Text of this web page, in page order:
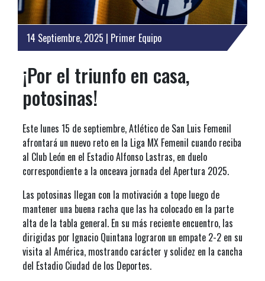
14 Septiembre, 2025 | Primer Equipo
¡Por el triunfo en casa,
potosinas!
Este lunes 15 de septiembre, Atlético de San Luis Femenil
afrontará un nuevo reto en la Liga MX Femenil cuando reciba
al Club León en el Estadio Alfonso Lastras, en duelo
correspondiente a la onceava jornada del Apertura 2025.
Las potosinas llegan con la motivación a tope luego de
mantener una buena racha que las ha colocado en la parte
alta de la tabla general. En su más reciente encuentro, las
dirigidas por Ignacio Quintana lograron un empate 2-2 en su
visita al América, mostrando carácter y solidez en la cancha
del Estadio Ciudad de los Deportes.